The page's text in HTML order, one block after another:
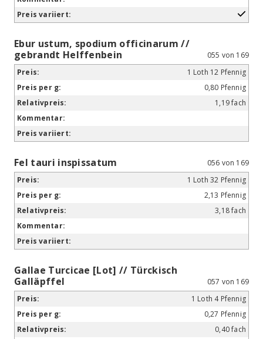
Ebur ustum, spodium officinarum //
gebrandt Helffenbein
055 von 169
1 Loth 12 Pfennig
0,80 Pfennig
1,19 fach
Fel tauri inspissatum
056 von 169
1 Loth 32 Pfennig
2,13 Pfennig
3,18 fach
Gallae Turcicae [Lot] // Türckisch
Galläpffel
057 von 169
1 Loth 4 Pfennig
0,27 Pfennig
0,40 fach